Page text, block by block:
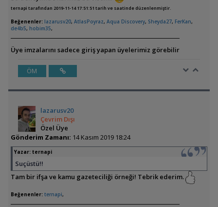
ternapi tarafından 2019-11-14 17:51:51 tarih ve saatinde düzenlenmiştir.
Beğenenler: lazarusv20, AtlasPoyraz, Aqua Discovery, Sheyda27, FerKan,
de4b5, hobim35,
Üye imzalarını sadece giriş yapan üyelerimiz görebilir
ÖM
lazarusv20
Çevrim Dışı
Özel Üye
Gönderim Zamanı: 14 Kasım 2019 18:24
Yazar: ternapi
Suçüstü!!
Tam bir ifşa ve kamu gazeteciliği örneği! Tebrik ederim.
Beğenenler: ternapi,